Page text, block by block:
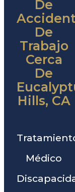
De
De
Trabajo
Cerca
De
Hills, CA
Médico